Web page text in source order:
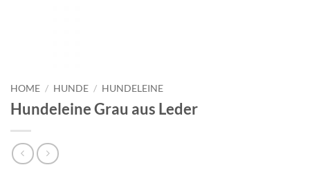
HOME / HUNDE / HUNDELEINE
Hundeleine Grau aus Leder